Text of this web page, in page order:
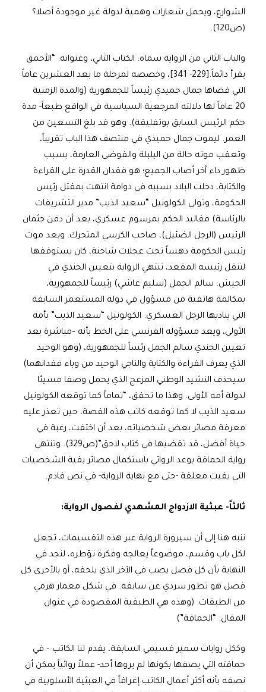
الشوارع، ويحمل شعارات وهمية لدولة غير موجودة أصلا؟
(ص120).
والباب الثاني من الرواية سماه: الكتاب الثاني، وعنوانه: “الأحمق
يقرأ دائماً.[229- 341]، وخصصه لمرحلة ما بعد العشرين عاماً
التي قضاها جمال حميدي رئيساً للجمهورية (والمدة الزمنية
20 عاماً لها دلالته المرجعية السياسية في الواقع طبعاً- مدة
حكم الرئيس السابق بوتفليقة). وهو قد بلغ التسعين من
العمر. ليموت جمال حميدي في منتصف هذا الباب تقريباً،
وتعقب موته حالة من البلبلة والفوضى العارمة، بسبب
ظهور داء آخر أصاب الجميع؛ هو فقدان القدرة على القراءة
والكتابة، دخلت البلاد بسببه في دوامة انتهت بمقتل رئيس
الحكومة، وتولي الكولونيل “سعيد الذيب” مدير التشريفات
بالرئاسة) مقاليد الحكم بمرسوم عسكري، بعد أن دفن جثمان
الرئيس (الرجل الضئيل)، صاحب الكرسي المتحرك. وبعد موت
رئيس الحكومة دهساً تحت عجلات شاحنة، كان يستوقفها
لتنقل رئيسه المقعد، تنتهي الرواية بتعيين الجندي في
الجيش: سالم الجمل (سليم غاشي) رئيساً للجمهورية،
بمكالمة هاتفية من مسؤول في دولة المستعمر السابقة
التي يناديها الرجل العسكري: الكولونيل “سعيد الذيب” بأمه
الأولى، ويعد مسؤوله الفرنسي على الخط بأنه –مباشرة بعد
تعيين الجندي سالم الجمل رئساً للجمهورية، (وهو الوحيد
الذي يعرف القراءة والكتابة والناجي الوحيد من وباء فقدانهما)
سيحذف النشيد الوطني المزعج الذي يحمل وصفا مسيئا
لدولة أمه الأولى. وهذا ما تحقق، “تماماً كما توقعه الكولونيل
سعيد الذيب لا كما توقعه كاتب هذه القصة، حين تعذر عليه
معرفة مصائر بعض شخصياته، بعد أن اختفت، رغبة في
حياة أفضل، قد تقضيها في كتاب لاحق”(ص329). وتنتهي
رواية الحماقة بوعد الروائي باستكمال مصائر بقية الشخصيات
التي يقيت معلقة -حتى مع نهاية الرواية- في نص قادم.
ثالثاً- عبثية الازدواج المشهدي لفصول الرواية:
ننبه هنا إلى أن سيرورة الرواية عبر هذه التقسيمات، تجعل
لكل باب وقسم، موضوعاً يعالجه وفكرة تؤطره، لنجد في
النهاية بأن كل فصل يصب في الآخر الذي يلحقه، أو بالأحرى كل
فصل هو تطور سردي عن سابقه. في شكل معمار هرمي
من الطبقات. (وهذه هي الطبقية المقصودة في عنوان
المقال: “الحماقة”)
وككل روايات سمير قسيمي السابقة، يقدم لنا الكاتب – في
حماقته التي يصفها بكونها لم يروها أحد- عملاً روائياً يمكن أن
نصفه بأنه أكثر أعمال الكاتب إغراقاً في العبثية الأسلوبية في